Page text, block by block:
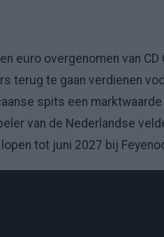
euro overgenomen van CD
terug te gaan verdienen
spits een marktwaarde
van de Nederlandse
tot juni 2027 bij